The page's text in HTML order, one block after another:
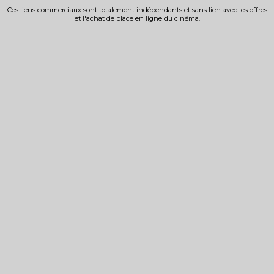
Ces liens commerciaux sont totalement indépendants et sans lien avec les offres
et l'achat de place en ligne du cinéma.